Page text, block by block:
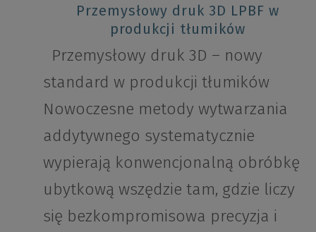
Przemysłowy druk 3D LPBF w
produkcji tłumików
Przemysłowy druk 3D – nowy
standard w produkcji tłumików
Nowoczesne metody wytwarzania
addytywnego systematycznie
wypierają konwencjonalną obróbkę
ubytkową wszędzie tam, gdzie liczy
się bezkompromisowa precyzja i